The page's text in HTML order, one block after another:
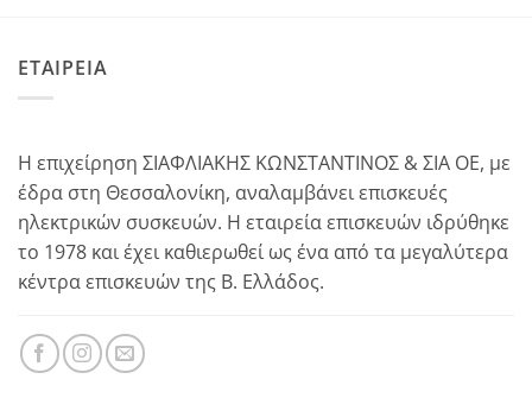
ΕΤΑΙΡΕΙΑ
Η επιχείρηση ΣΙΑΦΛΙΑΚΗΣ ΚΩΝΣΤΑΝΤΙΝΟΣ & ΣΙΑ ΟΕ, με
έδρα στη Θεσσαλονίκη, αναλαμβάνει επισκευές
ηλεκτρικών συσκευών. Η εταιρεία επισκευών ιδρύθηκε
το 1978 και έχει καθιερωθεί ως ένα από τα μεγαλύτερα
κέντρα επισκευών της Β. Ελλάδος.